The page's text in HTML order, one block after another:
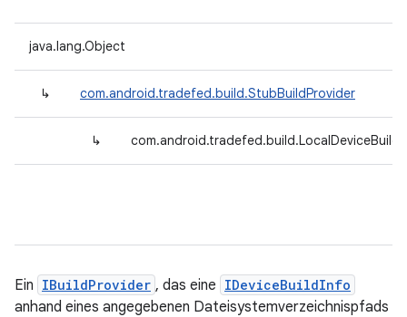
java.lang.Object
↳ com.android.tradefed.build.StubBuildProvider
↳
Ein IBuildProvider , das eine IDeviceBuildInfo
anhand eines angegebenen Dateisystemverzeichnispfads